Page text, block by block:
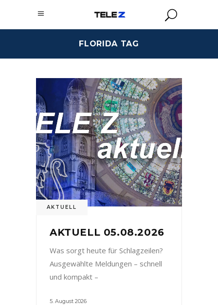
FLORIDA TAG
AKTUELL
AKTUELL 05.08.2026
Was sorgt heute für Schlagzeilen?
Ausgewählte Meldungen – schnell
und kompakt –
5. August 2026